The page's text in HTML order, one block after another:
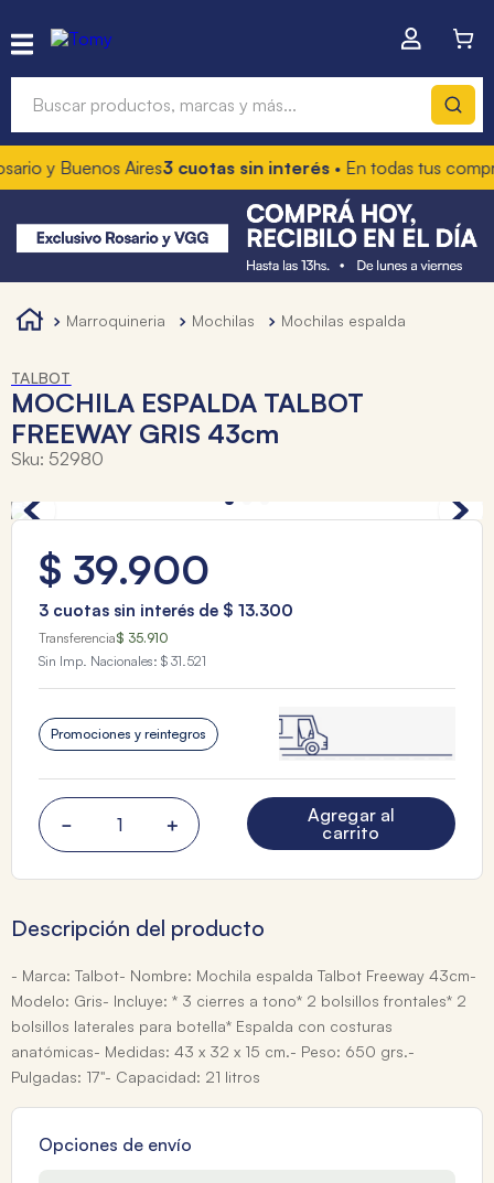
y Buenos Aires 3 cuotas sin interés• En todas tus compras
marroquineria mochilas mochilas espalda
TALBOT
MOCHILA ESPALDA TALBOT
FREEWAY GRIS 43cm
Sku: 52980
$ 39.900
3 cuotas sin interés de $ 13.300
Transferencia$ 35.910
Sin Imp. Nacionales: $ 31.521
Promociones y reintegros
＋
－
Agregar al
carrito
Descripción del producto
- Marca: Talbot- Nombre: Mochila espalda Talbot Freeway 43cm-
Modelo: Gris- Incluye: * 3 cierres a tono* 2 bolsillos frontales* 2
bolsillos laterales para botella* Espalda con costuras
anatómicas- Medidas: 43 x 32 x 15 cm.- Peso: 650 grs.-
Pulgadas: 17"- Capacidad: 21 litros
Opciones de envío
Términos más buscados
1.
hot wheels
3